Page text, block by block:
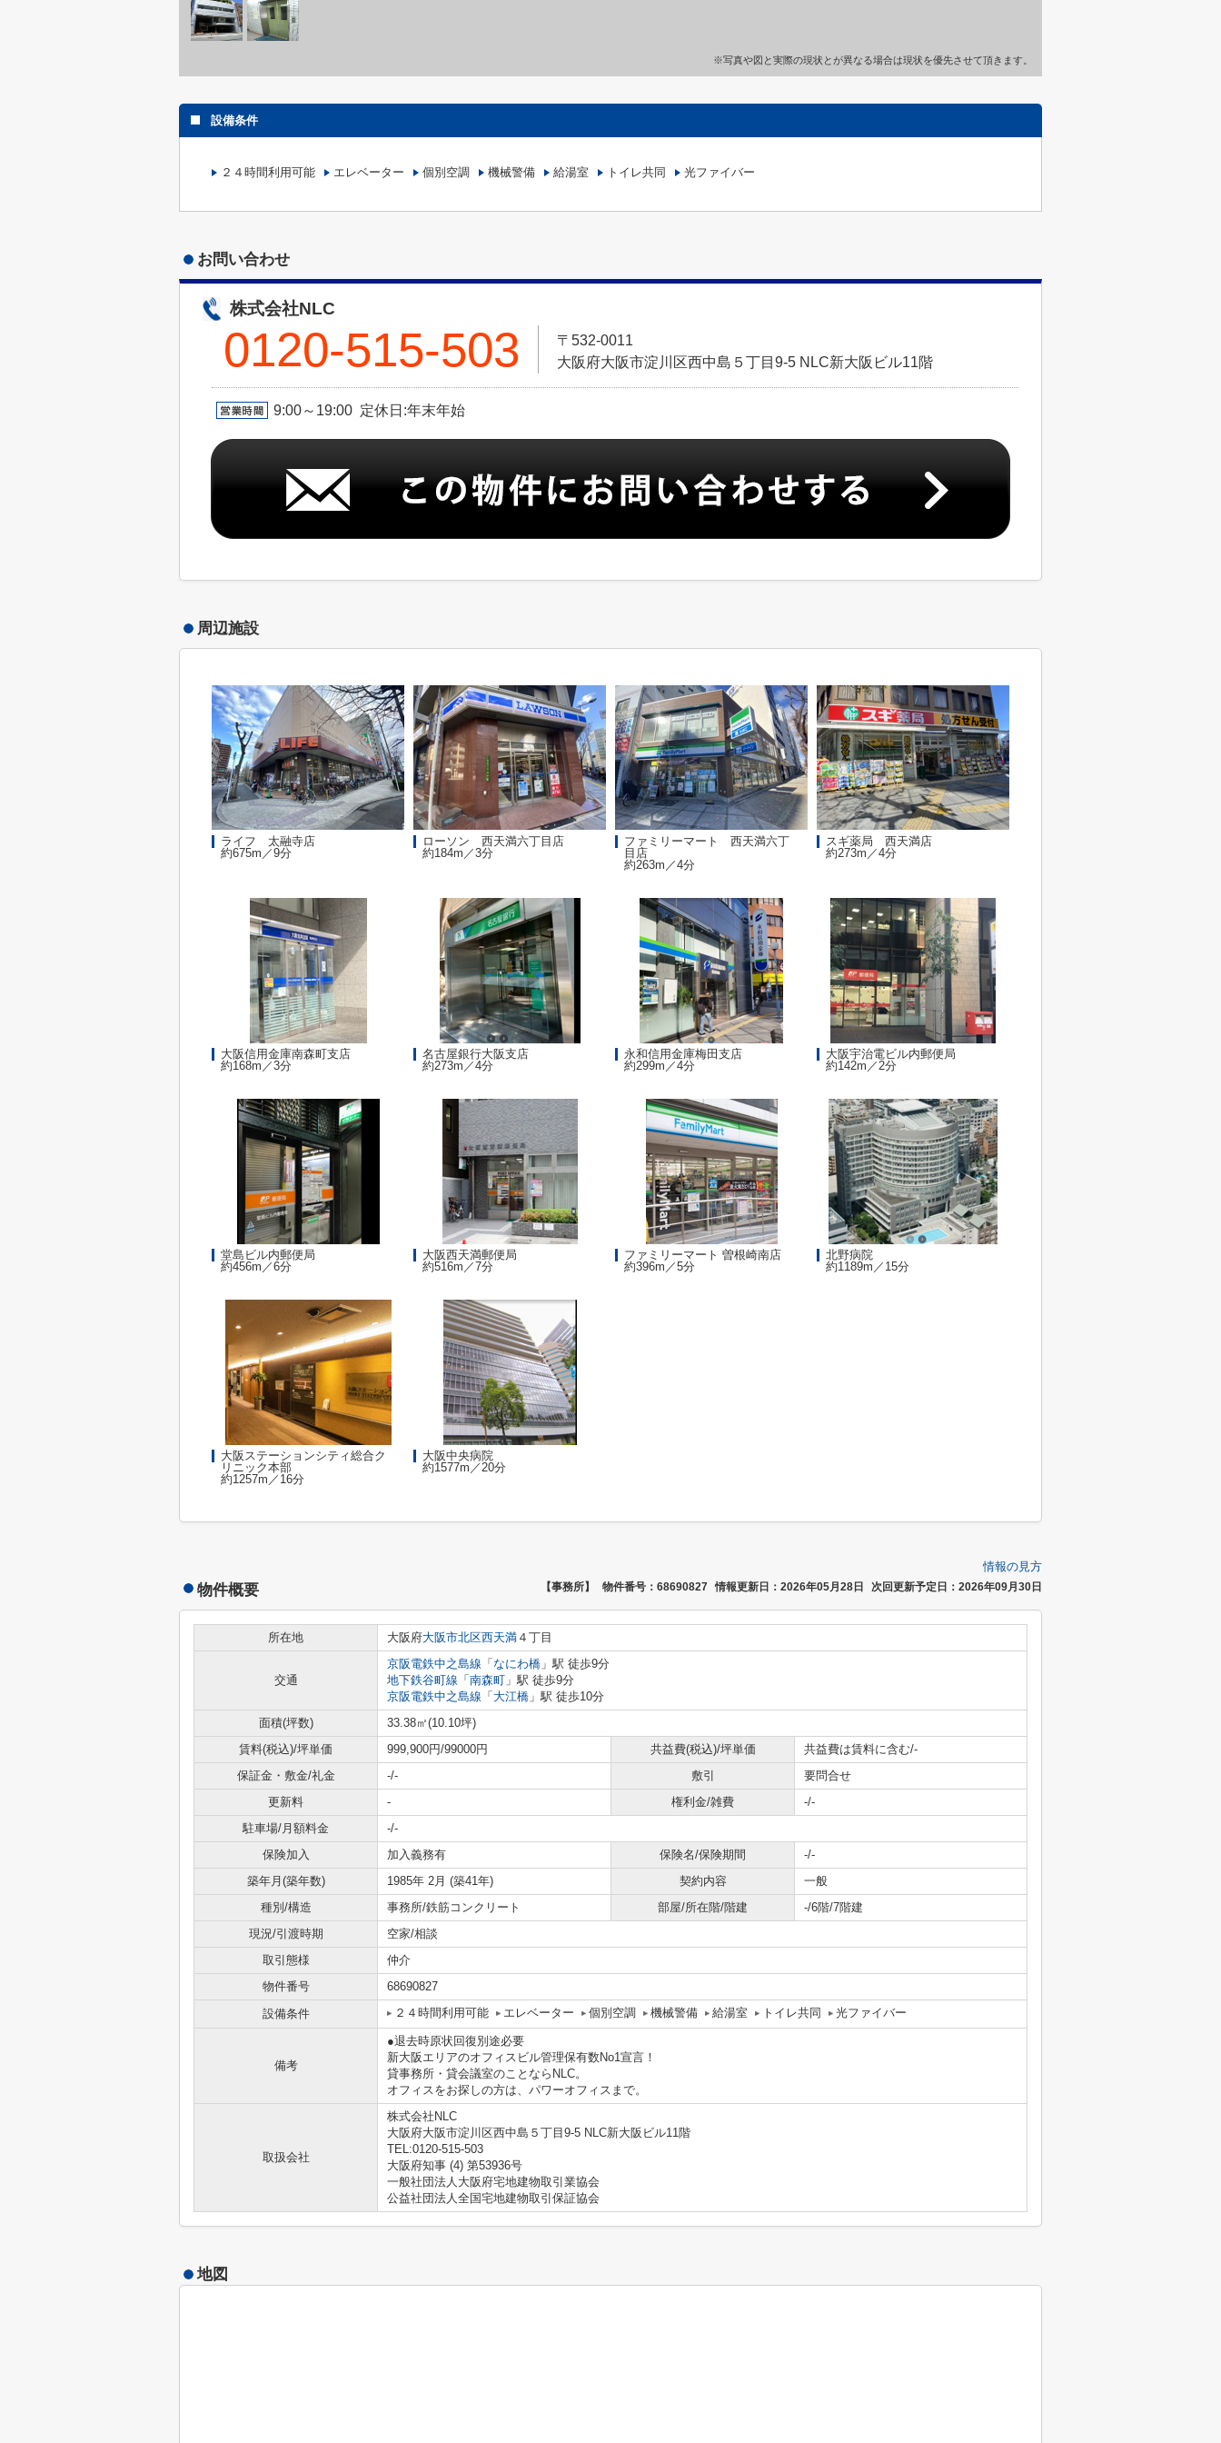
※写真や図と実際の現状とが異なる場合は現状を優先させて頂きます。
設備条件
２４時間利用可能 エレベーター 個別空調 機械警備 給湯室 トイレ共同 光ファイバー
お問い合わせ
株式会社NLC
0120-515-503
〒532-0011
大阪府大阪市淀川区西中島５丁目9-5 NLC新大阪ビル11階
9:00～19:00 定休日:年末年始
周辺施設
ライフ 太融寺店
約675m／9分
ローソン 西天満六丁目店
約184m／3分
ファミリーマート 西天満六丁
目店
約263m／4分
スギ薬局 西天満店
約273m／4分
大阪信用金庫南森町支店
約168m／3分
名古屋銀行大阪支店
約273m／4分
永和信用金庫梅田支店
約299m／4分
大阪宇治電ビル内郵便局
約142m／2分
堂島ビル内郵便局
約456m／6分
大阪西天満郵便局
約516m／7分
ファミリーマート 曽根崎南店
約396m／5分
北野病院
約1189m／15分
大阪ステーションシティ総合ク
リニック本部
約1257m／16分
大阪中央病院
約1577m／20分
情報の見方
物件概要 【事務所】 物件番号：68690827 情報更新日：2026年05月28日 次回更新予定日：2026年09月30日
所在地 大阪府大阪市北区西天満 ４丁目
交通
京阪電鉄中之島線 「 なにわ橋 」駅 徒歩9分
地下鉄谷町線 「 南森町 」駅 徒歩9分
京阪電鉄中之島線 「 大江橋 」駅 徒歩10分
面積(坪数)
33.38㎡(10.10坪)
賃料(税込)/坪単価
999,900円/99000円 共益費(税込)/坪単価
共益費は賃料に含む/-
保証金・敷金/礼金
-/- 敷引
要問合せ
更新料
- 権利金/雑費
-/-
駐車場/月額料金
-/-
保険加入
加入義務有 保険名/保険期間
-/-
築年月(築年数)
1985年 2月 (築41年) 契約内容
一般
種別/構造
事務所/鉄筋コンクリート 部屋/所在階/階建
-/6階/7階建
現況/引渡時期
空家/相談
取引態様
仲介
物件番号
68690827
設備条件
２４時間利用可能 エレベーター 個別空調 機械警備 給湯室 トイレ共同 光ファイバー
備考
●退去時原状回復別途必要
新大阪エリアのオフィスビル管理保有数No1宣言！
貸事務所・貸会議室のことならNLC。
オフィスをお探しの方は、パワーオフィスまで。
取扱会社
株式会社NLC
大阪府大阪市淀川区西中島５丁目9-5 NLC新大阪ビル11階
TEL:0120-515-503
大阪府知事 (4) 第53936号
一般社団法人大阪府宅地建物取引業協会
公益社団法人全国宅地建物取引保証協会
地図